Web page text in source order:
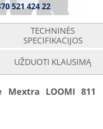
521 424 22
TECHNINĖS
SPECIFIKACIJOS
UŽDUOTI KLAUSIMĄ
Mextra LOOMI 811